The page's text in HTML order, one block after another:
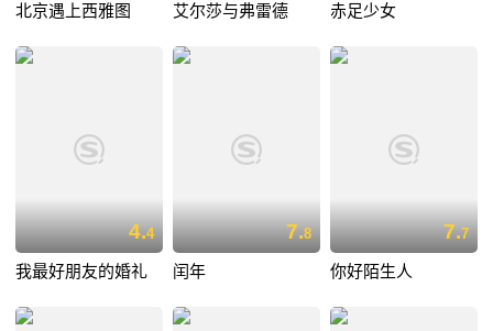
北京遇上西雅图 艾尔莎与弗雷德 赤足少女
4.4
我最好朋友的婚礼
7.8
闰年
7.7
你好陌生人